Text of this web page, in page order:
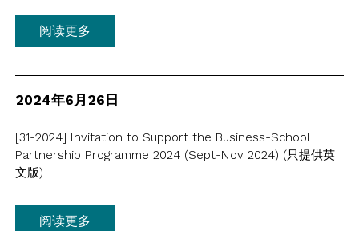
年报
春茗
合办活动/ 其他活动
联会会章
会员通告
新闻稿
意见书
良好雇佣行为指引
焦点议题
连结
問卷調查
成为会员
EN 繁
阅读更多
2024年6月26日
[31-2024] Invitation to Support the Business-School
Partnership Programme 2024 (Sept-Nov 2024) (只提供英
文版)
阅读更多